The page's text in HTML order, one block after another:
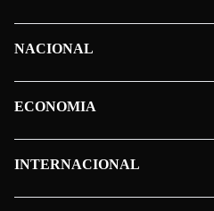
NACIONAL
ECONOMIA
INTERNACIONAL